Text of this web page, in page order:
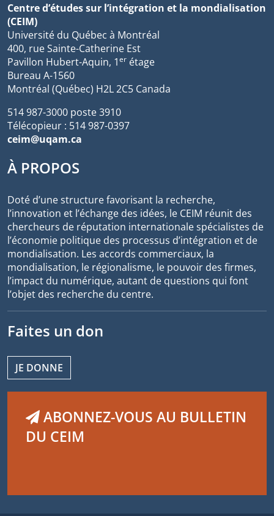
Centre d’études sur l’intégration et la mondialisation
(CEIM)
Université du Québec à Montréal
400, rue Sainte-Catherine Est
Pavillon Hubert-Aquin, 1er étage
Bureau A-1560
Montréal (Québec) H2L 2C5 Canada
514 987-3000 poste 3910
Télécopieur : 514 987-0397
ceim@uqam.ca
À PROPOS
Doté d’une structure favorisant la recherche,
l’innovation et l’échange des idées, le CEIM réunit des
chercheurs de réputation internationale spécialistes de
l’économie politique des processus d’intégration et de
mondialisation. Les accords commerciaux, la
mondialisation, le régionalisme, le pouvoir des firmes,
l’impact du numérique, autant de questions qui font
l’objet des recherche du centre.
Faites un don
JE DONNE
ABONNEZ-VOUS AU BULLETIN
DU CEIM